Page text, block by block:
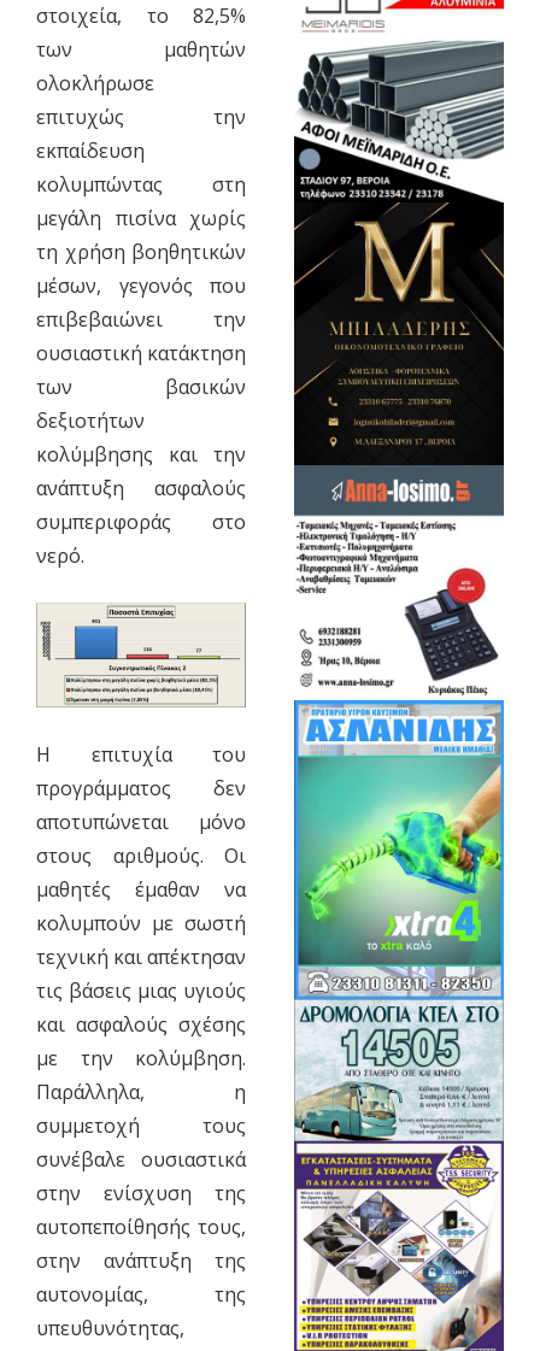
στοιχεία, το 82,5%
των μαθητών
ολοκλήρωσε
επιτυχώς την
εκπαίδευση
κολυμπώντας στη
μεγάλη πισίνα χωρίς
τη χρήση βοηθητικών
μέσων, γεγονός που
επιβεβαιώνει την
ουσιαστική κατάκτηση
των βασικών
δεξιοτήτων
κολύμβησης και την
ανάπτυξη ασφαλούς
συμπεριφοράς στο
νερό.
Η επιτυχία του
προγράμματος δεν
αποτυπώνεται μόνο
στους αριθμούς. Οι
μαθητές έμαθαν να
κολυμπούν με σωστή
τεχνική και απέκτησαν
τις βάσεις μιας υγιούς
και ασφαλούς σχέσης
με την κολύμβηση.
Παράλληλα, η
συμμετοχή τους
συνέβαλε ουσιαστικά
στην ενίσχυση της
αυτοπεποίθησής τους,
στην ανάπτυξη της
αυτονομίας, της
υπευθυνότητας,